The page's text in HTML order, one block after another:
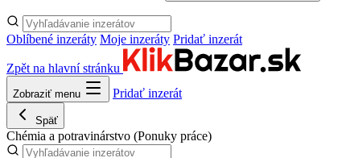
Oblíbené inzeráty Moje inzeráty Pridať inzerát
Zpět na hlavní stránku
Zobraziť menu Pridať inzerát
Späť
Chémia a potravinárstvo (Ponuky práce)